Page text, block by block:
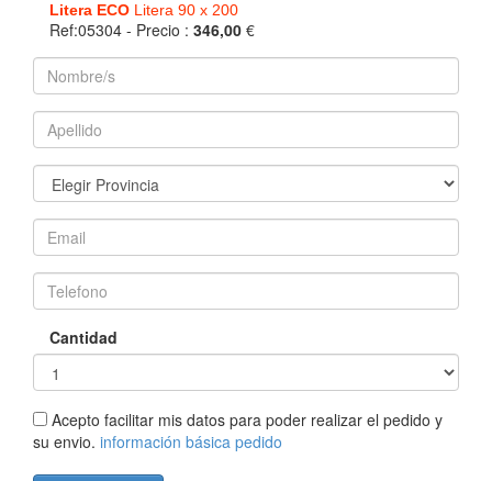
Litera ECO Litera 90 x 200
Ref:05304 - Precio : 346,00 €
Cantidad
Acepto facilitar mis datos para poder realizar el pedido y
su envio. información básica pedido